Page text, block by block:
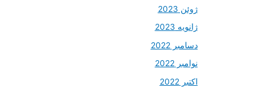
ژوئن 2023
ژانویه 2023
دسامبر 2022
نوامبر 2022
اکتبر 2022